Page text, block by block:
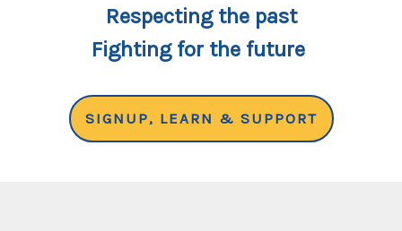
Respecting the past
Fighting for the future
SIGNUP, LEARN & SUPPORT